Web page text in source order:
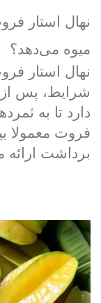
نهال استار
میوه می‌دهد؟
نهال استار
دارد تا به
برداشت ارائه